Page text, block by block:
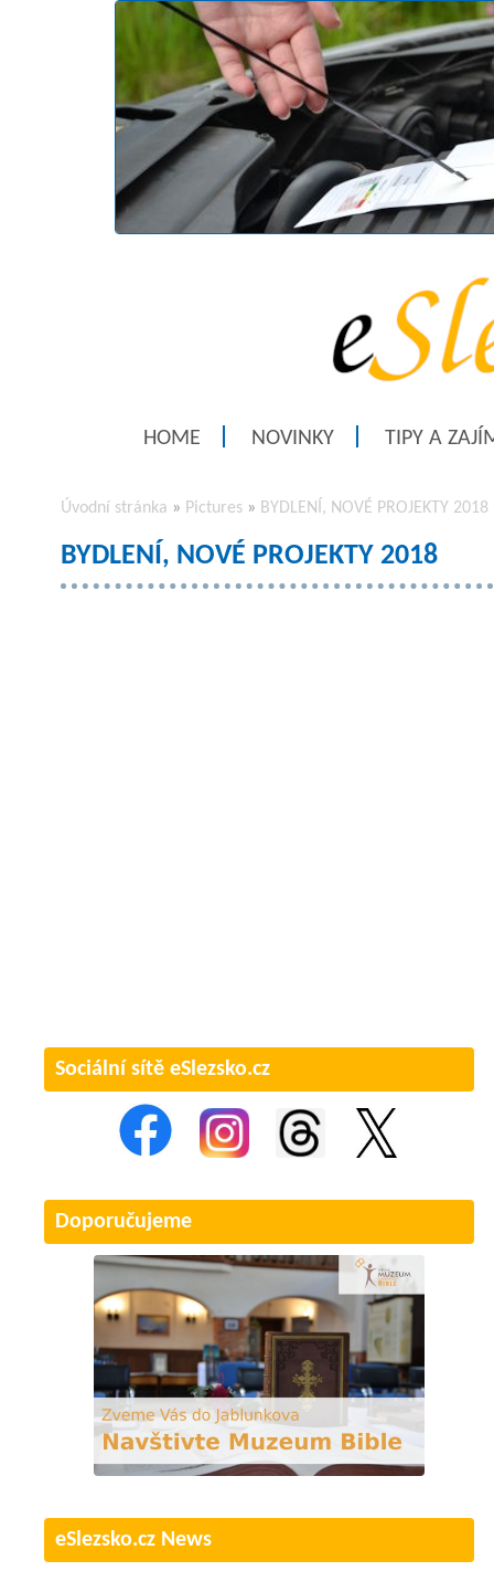
HOME NOVINKY TIPY A
Úvodní stránka » Pictures » BYDLENÍ, NOVÉ PROJEKTY 2018
BYDLENÍ, NOVÉ PROJEKTY 2018
Sociální sítě eSlezsko.cz
Doporučujeme
eSlezsko.cz News